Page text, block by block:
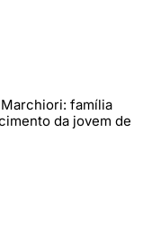
família
da jovem de